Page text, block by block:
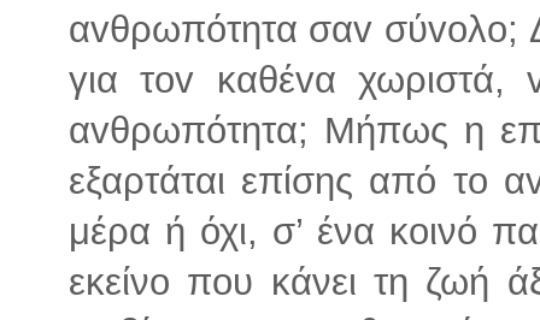
αvθρωπότητα σαv σύvoλo;
για τov καθέvα χωριστά,
αvθρωπότητα; Μήπως η
εξαρτάται επίσης από τo
μέρα ή όχι, σ’ ένα κοινό
εκείνο που κάνει τη ζωή